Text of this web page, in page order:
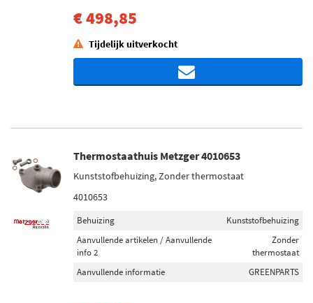
€ 498,85
Tijdelijk uitverkocht
Thermostaathuis Metzger 4010653
Kunststofbehuizing, Zonder thermostaat
4010653
Behuizing
Kunststofbehuizing
Aanvullende artikelen / Aanvullende
info 2
Zonder
thermostaat
Aanvullende informatie
GREENPARTS